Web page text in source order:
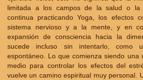
limitada a los campos de la salud o la
continua practicando Yoga, los efectos
sistema nervioso y a la mente, y en
expansión de consciencia hacia la
sucede incluso sin intentarlo, como
espontáneo. Lo que comienza siendo una
medio para controlar los efectos del
vuelve un camino espiritual muy personal.